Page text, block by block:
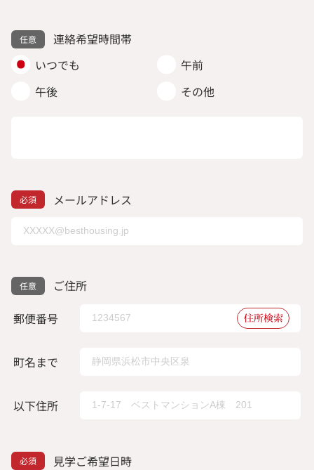
連絡希望時間帯
いつでも
午前
午後
その他
メールアドレス
ご住所
郵便番号
住所検索
町名まで
以下住所
見学ご希望日時